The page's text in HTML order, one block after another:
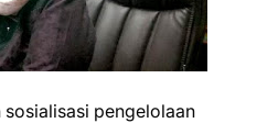
sosialisasi pengelolaan